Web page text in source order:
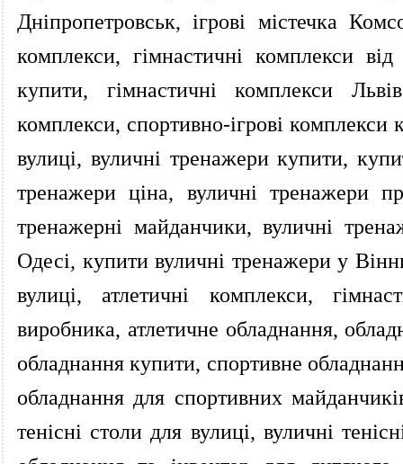
Дніпропетровськ, ігрові містечка
комплекси, гімнастичні комплекси
купити, гімнастичні комплекси
комплекси, спортивно-ігрові
вулиці, вуличні тренажери купити,
тренажери ціна, вуличні тренажери
тренажерні майданчики, вуличні
Одесі, купити вуличні тренажери у
вулиці, атлетичні комплекси,
виробника, атлетичне обладнання,
обладнання купити, спортивне
обладнання для спортивних
тенісні столи для вулиці, вуличні